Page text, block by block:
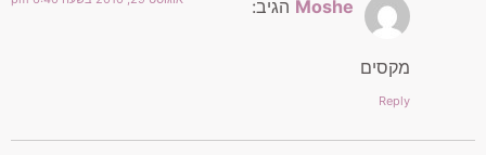
Moshe הגיב:
מקסים
Reply